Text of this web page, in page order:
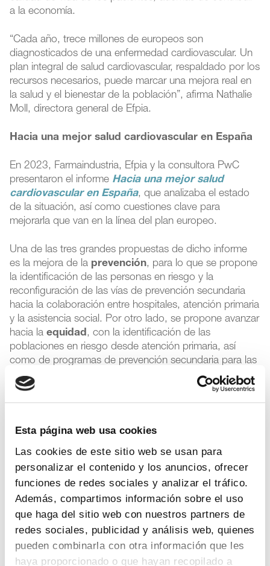
Esta página web usa cookies
Las cookies de este sitio web se usan para
personalizar el contenido y los anuncios, ofrecer
funciones de redes sociales y analizar el tráfico.
Además, compartimos información sobre el uso
que haga del sitio web con nuestros partners de
redes sociales, publicidad y análisis web, quienes
pueden combinarla con otra información que les
haya proporcionado o que hayan recopilado a
a la economía.
“Cada año, trece millones de europeos son
diagnosticados de una enfermedad cardiovascular. Un
plan integral de salud cardiovascular, respaldado por los
recursos necesarios, puede marcar una mejora real en
la salud y el bienestar de la población”, afirma Nathalie
Moll, directora general de Efpia.
Hacia una mejor salud cardiovascular en España
En 2023, Farmaindustria, Efpia y la consultora PwC
presentaron el informe Hacia una mejor salud
cardiovascular en España, que analizaba el estado
de la situación, así como cuestiones clave para
mejorarla que van en la línea del plan europeo.
Una de las tres grandes propuestas de dicho informe
es la mejora de la prevención, para lo que se propone
la identificación de las personas en riesgo y la
reconfiguración de las vías de prevención secundaria
hacia la colaboración entre hospitales, atención primaria
y la asistencia social. Por otro lado, se propone avanzar
hacia laequidad, con la identificación de las
poblaciones en riesgo desde atención primaria, así
como de programas de prevención secundaria para las
comunidades vulnerables, con la consideración de los
patrones de desigualdad relativos al género, al nivel
socioeconómico o al territorio.
La tercera de las propuestas es la mejora en la
para que puedan ser integrados en las
historias clínicas electrónicas y, así, mejorar la atención.
“El Plan Europeo de Salud Cardiovascular es una gran
oportunidad para transformar la salud. Desde la
industria farmacéutica consideramos que es
indispensable abordarlo desde una mayor prevención,
una mejora del diagnóstico precoz y del seguimiento
activo y un aprovechamiento de las nuevas soluciones